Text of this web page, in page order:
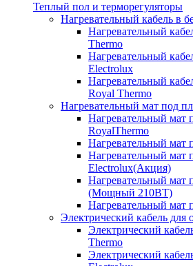
Теплый пол и терморегуляторы
Нагревательный кабель в
Нагревательный
Thermo
Нагревательный
Electrolux
Нагревательный
Royal Thermo
Нагревательный мат под
Нагревательный мат
RoyalThermo
Нагревательный мат
Нагревательный мат
Electrolux(Акция)
Нагревательный мат
(Мощный 210ВТ)
Нагревательный мат
Электрический кабель для
Электрический
Thermo
Электрический